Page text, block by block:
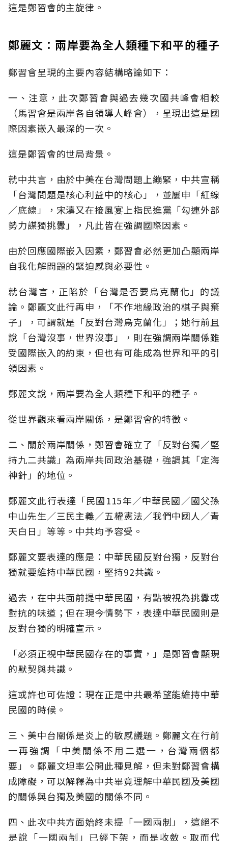
這是鄭習會的主旋律。
鄭麗文：兩岸要為全人類種下和平的種子
鄭習會呈現的主要內容結構略論如下：
一、注意，此次鄭習會與過去幾次國共峰會相較
（馬習會是兩岸各自領導人峰會），呈現出這是國
際因素嵌入最深的一次。
這是鄭習會的世局背景。
就中共言，由於中美在台灣問題上繃緊，中共宣稱
「台灣問題是核心利益中的核心」，並屢申「紅線
／底線」，宋濤又在接風宴上指民進黨「勾連外部
勢力謀獨挑釁」，凡此皆在強調國際因素。
由於回應國際嵌入因素，鄭習會必然更加凸顯兩岸
自我化解問題的緊迫感與必要性。
就台灣言，正陷於「台灣是否要烏克蘭化」的議
論。鄭麗文此行再申，「不作地緣政治的棋子與棄
子」，可謂就是「反對台灣烏克蘭化」；她行前且
說「台灣沒事，世界沒事」，則在強調兩岸關係雖
受國際嵌入的約束，但也有可能成為世界和平的引
領因素。
鄭麗文說，兩岸要為全人類種下和平的種子。
從世界觀來看兩岸關係，是鄭習會的特徵。
二、關於兩岸關係，鄭習會確立了「反對台獨／堅
持九二共識」為兩岸共同政治基礎，強調其「定海
神針」的地位。
鄭麗文此行表達「民國115年／中華民國／國父孫
中山先生／三民主義／五權憲法／我們中國人／青
天白日」等等。中共均予容受。
鄭麗文要表達的應是：中華民國反對台獨，反對台
獨就要維持中華民國，堅持92共識。
過去，在中共面前提中華民國，有點被視為挑釁或
對抗的味道；但在現今情勢下，表達中華民國則是
反對台獨的明確宣示。
「必須正視中華民國存在的事實，」是鄭習會顯現
的默契與共識。
這或許也可佐證：現在正是中共最希望能維持中華
民國的時候。
三、美中台關係是炎上的敏感議題。鄭麗文在行前
一再強調「中美關係不用二選一，台灣兩個都
要」。鄭麗文坦率公開此種見解，但未對鄭習會構
成障礙，可以解釋為中共畢竟理解中華民國及美國
的關係與台獨及美國的關係不同。
四、此次中共方面始終未提「一國兩制」，這絕不
是說「一國兩制」已經下架，而是收斂。取而代